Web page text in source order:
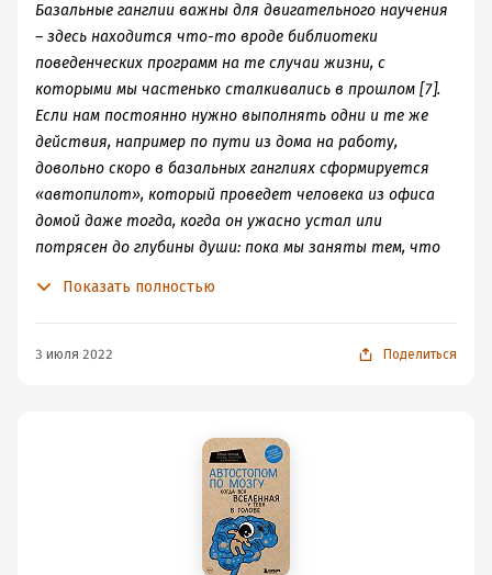
Базальные ганглии важны для двигательного научения
– здесь находится что-то вроде библиотеки
поведенческих программ на те случаи жизни, с
которыми мы частенько сталкивались в прошлом [7].
Если нам постоянно нужно выполнять одни и те же
действия, например по пути из дома на работу,
довольно скоро в базальных ганглиях сформируется
«автопилот», который проведет человека из офиса
домой даже тогда, когда он ужасно устал или
потрясен до глубины души: пока мы заняты тем, что
что его заботит.
Показать полностью
3 июля 2022 Поделиться